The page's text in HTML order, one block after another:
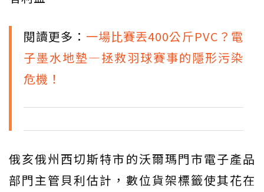
閱讀更多： 一場比賽丟400公斤PVC？電
子墨水地墊—拯救羽球賽事的隱形污染
危機！
俄亥俄州西切斯特市的沃爾瑪門市電子產品
部門主管貝利估計，數位貨架標籤使其花在